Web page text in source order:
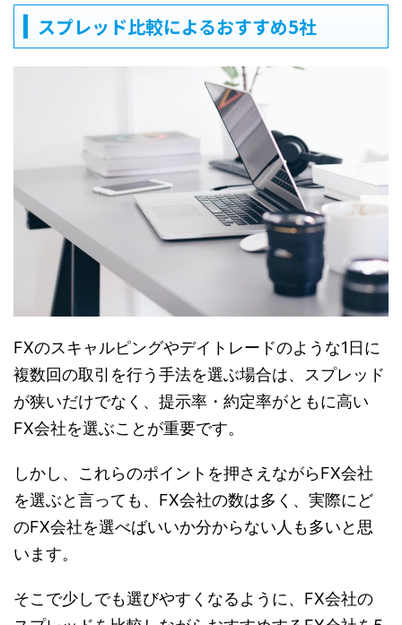
スプレッド比較によるおすすめ5社
FXのスキャルピングやデイトレードのような1日に
複数回の取引を行う手法を選ぶ場合は、スプレッド
が狭いだけでなく、提示率・約定率がともに高い
FX会社を選ぶことが重要です。
しかし、これらのポイントを押さえながらFX会社
を選ぶと言っても、FX会社の数は多く、実際にど
のFX会社を選べばいいか分からない人も多いと思
います。
そこで少しでも選びやすくなるように、FX会社の